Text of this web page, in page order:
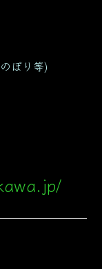
ぼり等)